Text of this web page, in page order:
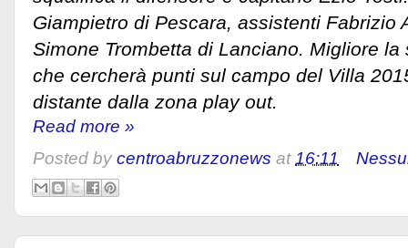
Giampietro di Pescara, assistenti Fabrizio
Simone Trombetta di Lanciano. Migliore
che cercherà punti sul campo del Villa
distante dalla zona play out.
Read more »
Posted by centroabruzzonews at16:11